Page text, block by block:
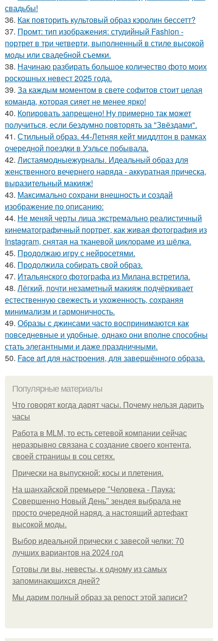
свадьбы!
36. Как повторить культовый образ кэролин бессетт?
37. Промт: тип изображения: студийный Fashion -
портрет в три четверти, выполненный в стиле высокой
моды или свадебной съемки.
38. Начинаю разбирать большое количество фото моих
роскошных невест 2025 года.
39. За каждым моментом в свете софитов стоит целая
команда, которая сияет не менее ярко!
40. Копировать запрещено! Ну примерно так может
получиться, если бездумно повторять за "Звёздами".
41. Стильный образ. 44-Летняя кейт миддлтон в рамках
очередной поездки в Уэльсе побывала.
42. Листаямодныежурналы. Идеальный образ для
женственного вечернего наряда - аккуратная прическа,
выразительный макияж!
43. Максимально сохрани внешность и создай
изображение по описанию:
44. Не меняй черты лица экстремально реалистичный
кинематографичный портрет, как живая фотография из
Instagram, снятая на тканевой циклораме из шёлка.
45. Продолжаю игру с нейросетями.
46. Продолжила собирать свой образ.
47. Итальянского фотографа из Милана встретила.
48. Лёгкий, почти незаметный макияж подчёркивает
естественную свежесть и ухоженность, сохраняя
минимализм и гармоничность.
49. Образы с джинсами часто воспринимаются как
повседневные и удобные, однако они вполне способны
стать элегантными и даже праздничными.
50. Face art для настроения, для завершённого образа.
Популярные материалы
Что говорят когда дарят часы. Почему нельзя дарить
часы
Работа в MLM, то есть сетевой компании сейчас
неразрывно связана с создание своего контента,
своей страницы в соц сетях.
Прически на выпускной: косы и плетения.
На шанхайской премьере "Человека - Паука:
Совершенно Новый День" зендея выбрала не
просто очередной наряд, а настоящий артефакт
высокой моды.
Выбор идеальной прически с завесой челки: 70
лучших вариантов на 2024 год
Готовы ли вы, невесты, к одному из самых
запоминающихся дней?
Мы дарим полный образ за репост этой записи?